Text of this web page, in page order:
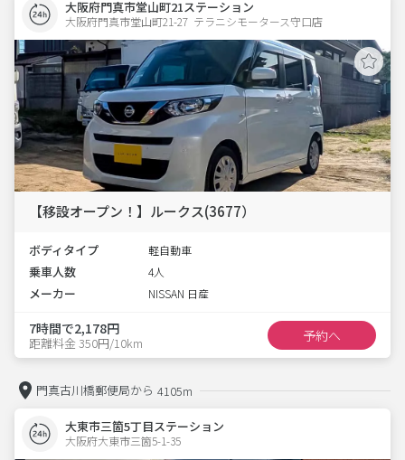
大阪府門真市堂山町21ステーション
大阪府門真市堂山町21-27  テラニシモータース守口店
【移設オープン！】ルークス(3677）
ボディタイプ 軽自動車
乗車人数 4人
メーカー NISSAN 日産
7時間で2,178円
距離料金 350円/10km 予約へ
門真古川橋郵便局から 4105m
大東市三箇5丁目ステーション
大阪府大東市三箇5-1-35